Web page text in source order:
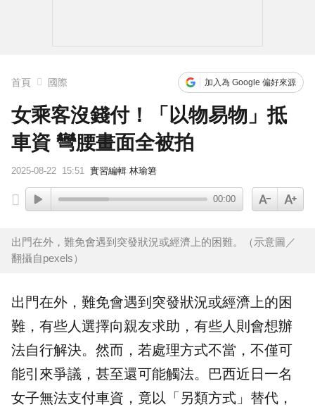
首頁 國際 加入為 Google 偏好來源
女乘客沒錢付！「以物易物」抵
車資 彎腰畫面全被拍
2025-08-22 15:51 實習編輯 林瑜䇹
00:00
出門在外，難免會遇到突發狀況或經濟上的困難。（示意圖／
翻攝自pexels）
出門在外，難免會遇到突發狀況或經濟上的困
難，有些人選擇向親友求助，有些人則會想辦
法自行解決。然而，若處理方式不當，不僅可
能引來爭議，甚至還可能觸法。 巴西近日一名
女子無法支付車資 ，竟以「另類方式」替代，